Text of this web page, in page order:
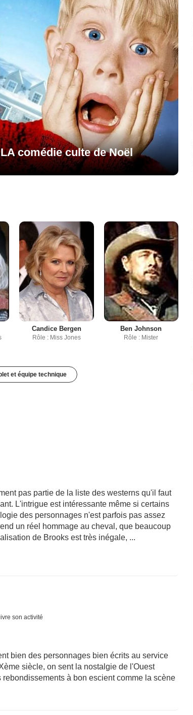
comédie culte de Noël
Candice Bergen
Rôle : Miss Jones
Ben Johnson
Rôle : Mister
et équipe technique
pas partie de la liste des westerns qu'il faut
L'intrigue est intéressante même si certains
des personnages n'est parfois pas assez
un réel hommage au cheval, que beaucoup
de Brooks est très inégale, ...
son activité
bien des personnages bien écrits au service
siècle, on sent la nostalgie de l'Ouest
à bon escient comme la scène